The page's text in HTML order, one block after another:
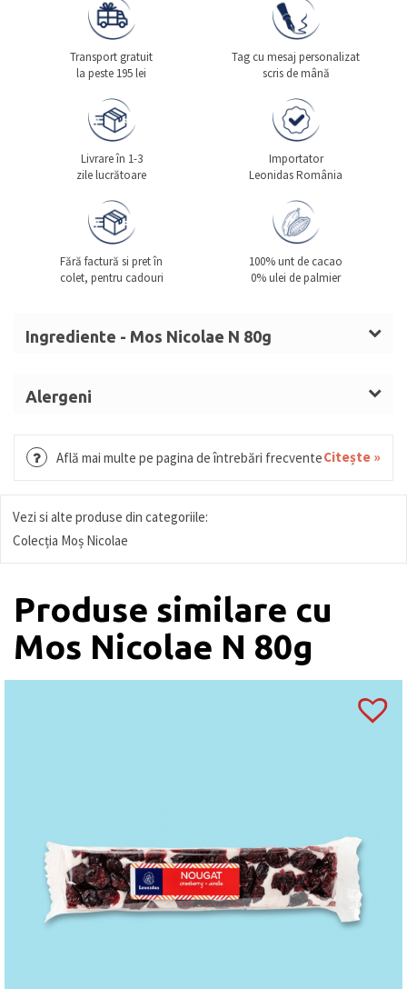
Transport gratuit
la peste 195 lei
Tag cu mesaj personalizat
scris de mână
Livrare în 1-3
zile lucrătoare
Importator
Leonidas România
Fără factură si pret în
colet, pentru cadouri
100% unt de cacao
0% ulei de palmier
Ingrediente - Mos Nicolae N 80g
D
Alergeni
Află mai multe pe pagina de întrebări frecventeCitește »
Vezi si alte produse din categoriile:
Colecția Moș Nicolae
Produse similare cu
Mos Nicolae N 80g